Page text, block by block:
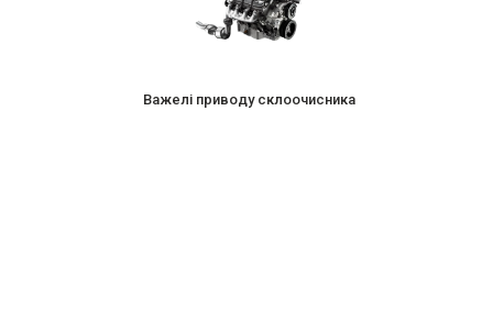
Важелі приводу склоочисника